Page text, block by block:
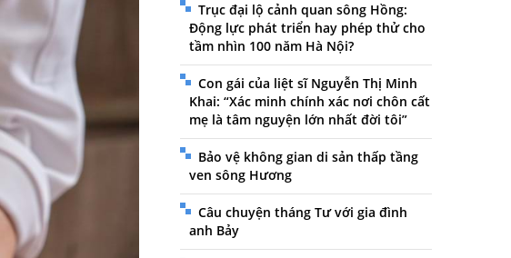
Trục đại lộ cảnh quan sông Hồng:
Động lực phát triển hay phép thử cho
tầm nhìn 100 năm Hà Nội?
Con gái của liệt sĩ Nguyễn Thị Minh
Khai: “Xác minh chính xác nơi chôn cất
mẹ là tâm nguyện lớn nhất đời tôi”
Bảo vệ không gian di sản thấp tầng
ven sông Hương
Câu chuyện tháng Tư với gia đình
anh Bảy